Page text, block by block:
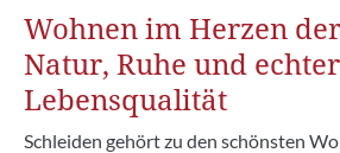
Wohnen im Herzen
Natur, Ruhe und echter
Lebensqualität
Schleiden gehört zu den schönsten